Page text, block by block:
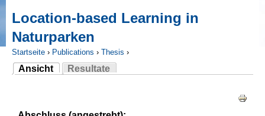
Location-based Learning in
Naturparken
Sie sind hier
Startseite › Publications › Thesis ›
Ansicht
(aktiver Reiter)
Resultate